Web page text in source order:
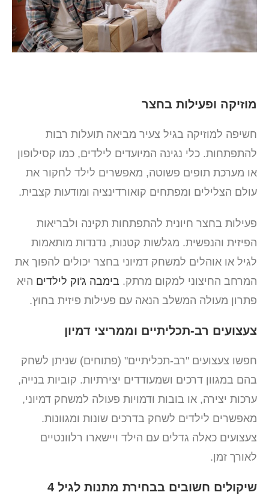
מוזיקה ופעילות בחצר
חשיפה למוזיקה בגיל צעיר מביאה תועלות רבות
להתפתחות. כלי נגינה המיועדים לילדים, כמו קסילופון
או מערכת תופים פשוטה, מאפשרים לילד לחקור את
עולם הצלילים ומפתחים קואורדינציה ומודעות קצבית.
פעילות בחצר חיונית להתפתחות תקינה ולבריאות
הפיזית והנפשית. מגלשות קטנות, נדנדות מותאמות
לגיל או אוהלים למשחק דמיוני בחצר יכולים להפוך את
המרחב החיצוני למקום מרתק.בימבה ג'וק לילדיםהיא
פתרון מעולה המשלב הנאה עם פעילות פיזית בחוץ.
צעצועים רב-תכליתיים וממריצי דמיון
חפשו צעצועים "רב-תכליתיים" (פתוחים) שניתן לשחק
בהם במגוון דרכים ושמעודדים יצירתיות. קוביות בנייה,
ערכות יצירה, או בובות ודמויות פעולה למשחק דמיוני,
מאפשרים לילדים לשחק בדרכים שונות ומגוונות.
צעצועים כאלה גדלים עם הילד ויישארו רלוונטיים
לאורך זמן.
שיקולים חשובים בבחירת מתנות לגיל 4